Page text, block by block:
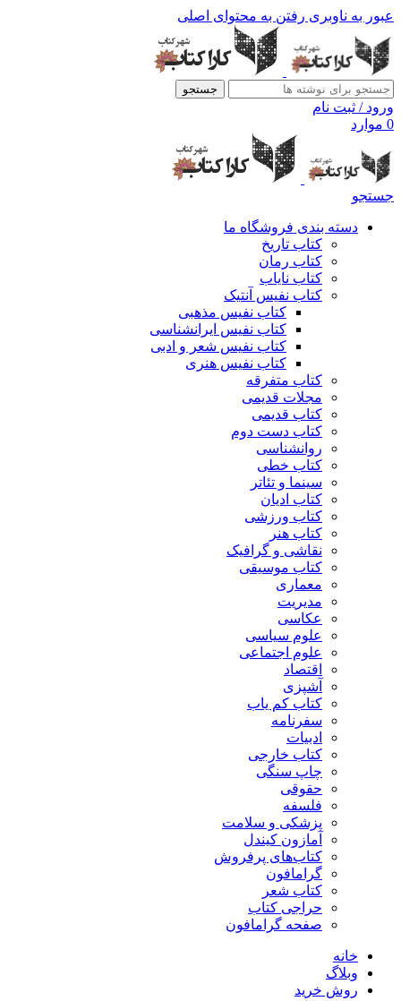
عبور به ناوبری رفتن به محتوای اصلی
جستجو
ورود / ثبت نام
0 موارد
جستجو
دسته بندی فروشگاه ما
کتاب تاریخ
کتاب رمان
کتاب نایاب
کتاب نفیس آنتیک
کتاب نفیس مذهبی
کتاب نفیس ایرانشناسی
کتاب نفیس شعر و ادبی
کتاب نفیس هنری
کتاب متفرقه
مجلات قدیمی
کتاب قدیمی
کتاب دست دوم
روانشناسی
کتاب خطی
سینما و تئاتر
کتاب ادیان
کتاب ورزشی
کتاب هنر
نقاشی و گرافیک
کتاب موسیقی
معماری
مدیریت
عکاسی
علوم سیاسی
علوم اجتماعی
اقتصاد
آشپزی
کتاب کم یاب
سفرنامه
ادبیات
کتاب خارجی
چاپ سنگی
حقوقی
فلسفه
پزشکی و سلامت
آمازون کیندل
کتاب‌های پرفروش
گرامافون
کتاب شعر
حراجی کتاب
صفحه گرامافون
خانه
وبلاگ
روش خرید